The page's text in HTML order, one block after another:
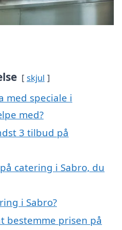
skjul
med speciale i
med?
3 tilbud på
catering i Sabro, du
i Sabro?
bestemme prisen på